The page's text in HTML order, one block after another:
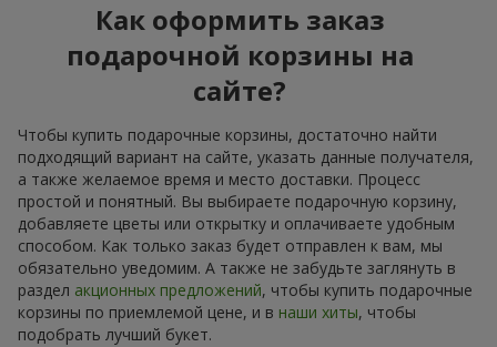
Как оформить заказ
подарочной корзины на
сайте?
Чтобы купить подарочные корзины, достаточно найти
подходящий вариант на сайте, указать данные получателя,
а также желаемое время и место доставки. Процесс
простой и понятный. Вы выбираете подарочную корзину,
добавляете цветы или открытку и оплачиваете удобным
способом. Как только заказ будет отправлен к вам, мы
обязательно уведомим. А также не забудьте заглянуть в
раздел акционных предложений, чтобы купить подарочные
корзины по приемлемой цене, и в наши хиты, чтобы
подобрать лучший букет.